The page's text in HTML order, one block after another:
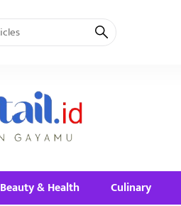
Beauty & Health Culinary